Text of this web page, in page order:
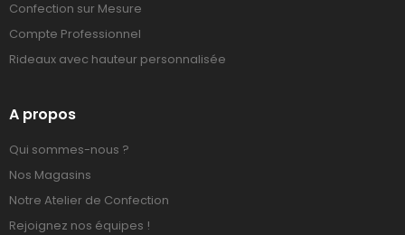
Confection sur Mesure
Compte Professionnel
Rideaux avec hauteur personnalisée
A propos
Qui sommes-nous ?
Nos Magasins
Notre Atelier de Confection
Rejoignez nos équipes !